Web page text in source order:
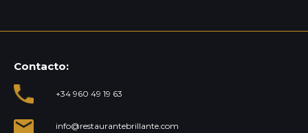
Contacto:
+34 960 49 19 63
info@restaurantebrillante.com